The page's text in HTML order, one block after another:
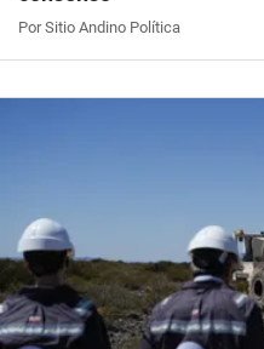
Por Sitio Andino Política